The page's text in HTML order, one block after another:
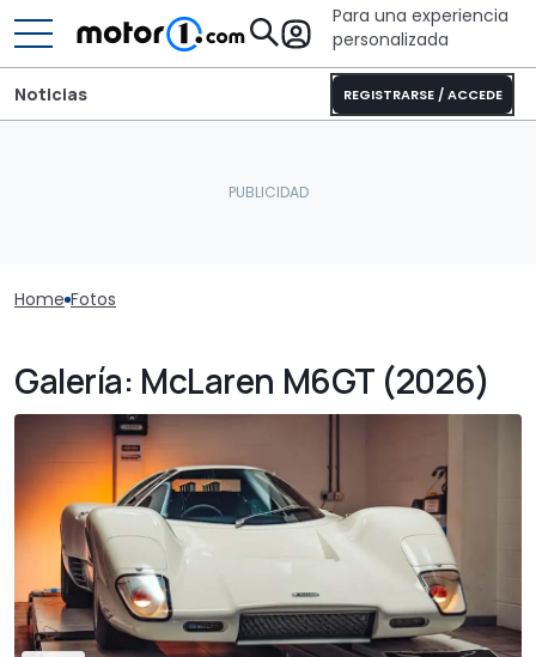
Para una experiencia
personalizada
REGISTRARSE / ACCEDE
Noticias
Home Fotos
Galería: McLaren M6GT (2026)